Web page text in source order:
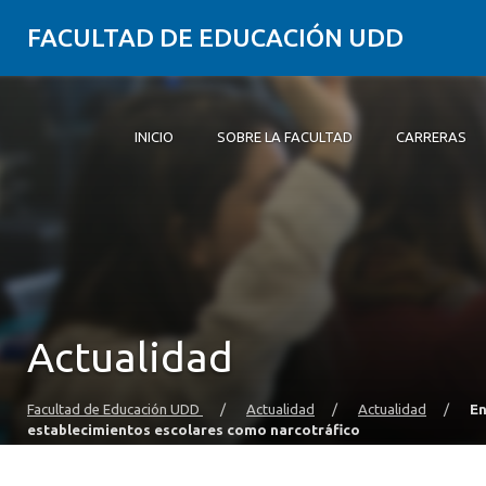
FACULTAD DE EDUCACIÓN UDD
INICIO SOBRE LA FACULTAD CARRERAS
Postgrado y Educación Continua
Actualidad
Facultad de Educación UDD / Actualidad / Actualidad /
establecimientos escolares como narcotráfico